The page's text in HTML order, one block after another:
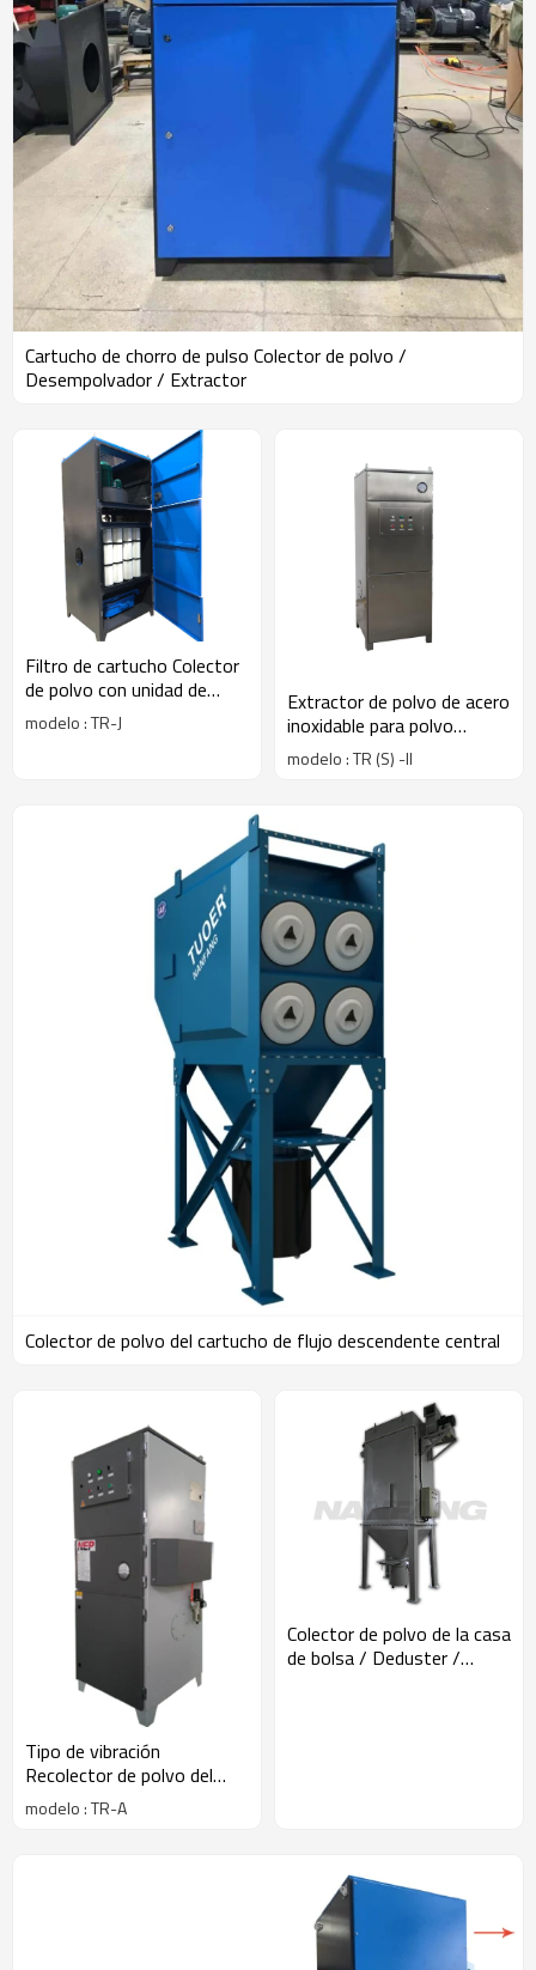
Cartucho de chorro de pulso Colector de polvo /
Desempolvador / Extractor
Filtro de cartucho Colector
de polvo con unidad de
filtro de tolva de polvo
modelo : TR-J
Extractor de polvo de acero
inoxidable para polvo
corrosivo / sala blanca
farmacéutica / fábrica
modelo : TR (S) -II
Colector de polvo del cartucho de flujo descendente central
Tipo de vibración
Recolector de polvo del
cartucho: modo de
movimiento de vibración
modelo : TR-A
Colector de polvo de la casa
de bolsa / Deduster /